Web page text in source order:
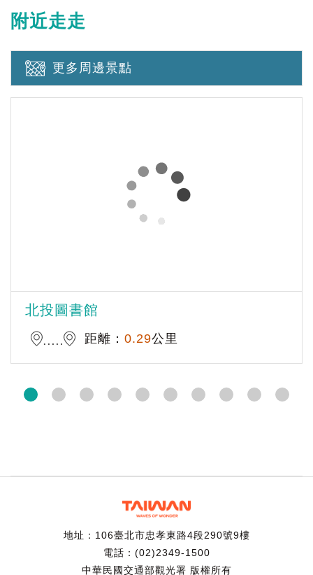
附近走走
更多周邊景點
北投圖書館
距離： 0.29公里
地址：106臺北市忠孝東路4段290號9樓
電話：(02)2349-1500
中華民國交通部觀光署 版權所有